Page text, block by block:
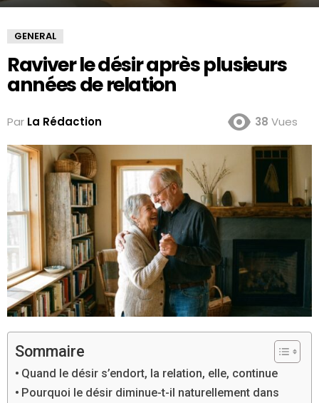
GENERAL
Raviver le désir après plusieurs
années de relation
Par La Rédaction 38 Vues
Sommaire
Quand le désir s’endort, la relation, elle, continue
Pourquoi le désir diminue-t-il naturellement dans